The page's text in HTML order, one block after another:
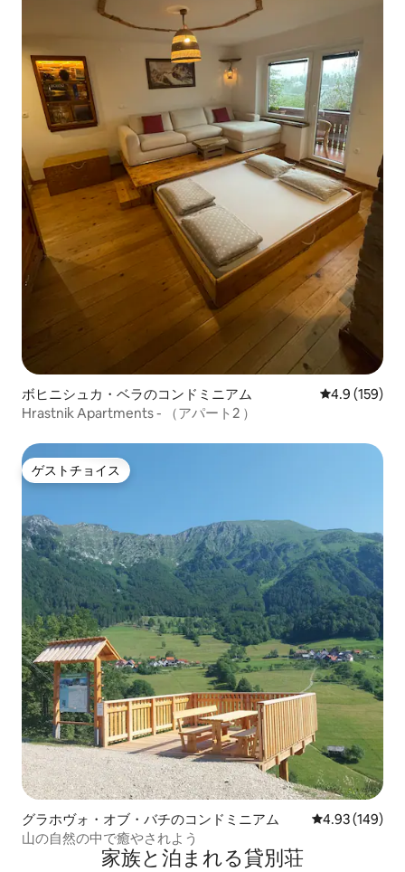
ボヒニシュカ・ベラのコンドミニアム レビュー159
4.9 (159)
Hrastnik Apartments - （アパート2 ）
ゲストチョイス
ゲストチョイス
グラホヴォ・オブ・バチのコンドミニアム レビュー149
4.93 (149)
山の自然の中で癒やされよう
家族と泊まれる貸別荘